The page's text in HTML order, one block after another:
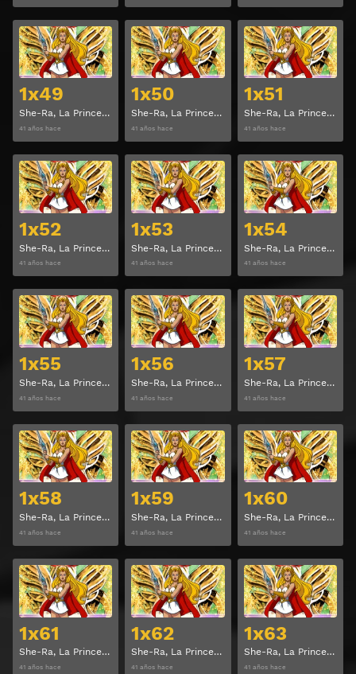
1x49
She-Ra, La Princesa del Poder Temporada 1 Capitulo 49
41 años hace
Ver
1x50
She-Ra, La Princesa del Poder Temporada 1 Capitulo 50
41 años hace
Ver
1x51
She-Ra, La Princesa del Poder Temporada 1 Capitulo 51
41 años hace
1x52
She-Ra, La Princesa del Poder Temporada 1 Capitulo 52
41 años hace
Ver
1x53
She-Ra, La Princesa del Poder Temporada 1 Capitulo 53
41 años hace
Ver
1x54
She-Ra, La Princesa del Poder Temporada 1 Capitulo 54
41 años hace
1x55
She-Ra, La Princesa del Poder Temporada 1 Capitulo 55
41 años hace
Ver
1x56
She-Ra, La Princesa del Poder Temporada 1 Capitulo 56
41 años hace
Ver
1x57
She-Ra, La Princesa del Poder Temporada 1 Capitulo 57
41 años hace
1x58
She-Ra, La Princesa del Poder Temporada 1 Capitulo 58
41 años hace
Ver
1x59
She-Ra, La Princesa del Poder Temporada 1 Capitulo 59
41 años hace
Ver
1x60
She-Ra, La Princesa del Poder Temporada 1 Capitulo 60
41 años hace
1x61
She-Ra, La Princesa del Poder Temporada 1 Capitulo 61
41 años hace
Ver
1x62
She-Ra, La Princesa del Poder Temporada 1 Capitulo 62
41 años hace
Ver
1x63
She-Ra, La Princesa del Poder Temporada 1 Capitulo 63
41 años hace